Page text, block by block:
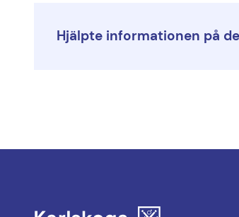
Hjälpte informationen på